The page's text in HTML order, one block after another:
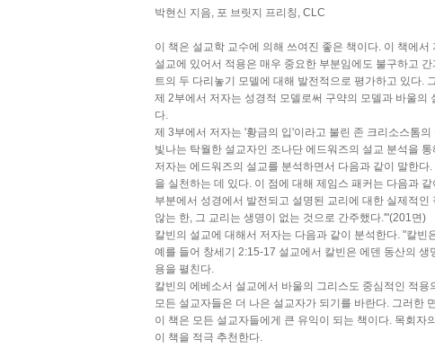
박현신 지음, 포 브릿지 프리칭, CLC
이 책은 설교학 교수에 의해 쓰여진 좋은 책이다. 이 책에
설교에 있어서 적용은 매우 중요한 부분임에도 불구하고
트의 두 다리놓기 모델에 대해 발전적으로 평가하고 있다.
제 2부에서 저자는 성경적 모델로써 구약의 모델과 바울
다.
제 3부에서 저자는 '황금의 입'이라고 불린 존 크리소스톰
빛나는 탁월한 설교자인 조나단 에드워즈의 설교 분석을
저자는 에드워즈의 설교를 분석하면서 다음과 같이 말한
을 실천하는 데 있다. 이 점에 대해 제임스 패커는 다음과
부분에서 성경에서 발전되고 설명된 교리에 대한 실제적
않는 한, 그 교리는 생명이 없는 것으로 간주했다.'"(201면)
칼빈의 설교에 대해서 저자는 다음과 같이 분석한다. "칼
예를 들어 창세기 2:15-17 설교에서 칼빈은 에덴 동산의
용을 펼친다.
칼빈의 에베소서 설교에서 바울의 그리스도 중심적인 적
모든 설교자들은 더 나은 설교자가 되기를 바란다. 그러한
이 책은 모든 설교자들에게 큰 유익이 되는 책이다. 목회
이 책을 적극 추천한다.